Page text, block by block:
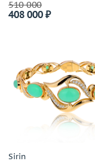
Casato
Cassa Forte
Chantecler
Chaumet
Chiampesan
Chimento
510 000
408 000 ₽
Sirin